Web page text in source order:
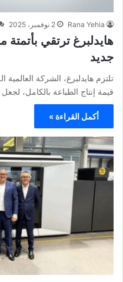
Rana Yehia 2 نوفمبر، 2025
هايدلبرغ ترتقي
جديد
تلتزم هايدلبرغ، الشركة العالمية
قيمة إنتاج الطباعة بالكامل،
أكمل القراءة »